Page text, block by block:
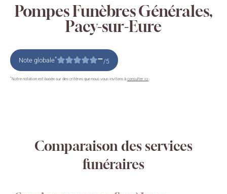
Pompes Funèbres Générales,
Pacy-sur-Eure
Note globale* –/5
*Notre notation est basée sur des critères que nous vous invitons à consulter ici
Comparaison des services
funéraires